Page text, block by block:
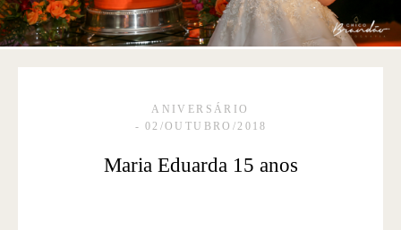
ANIVERSÁRIO
02/OUTUBRO/2018
Maria Eduarda 15 anos